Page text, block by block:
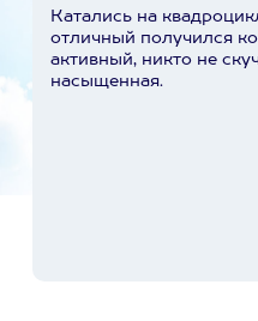
Катались на
отличный получился
активный, никто не
насыщенная.